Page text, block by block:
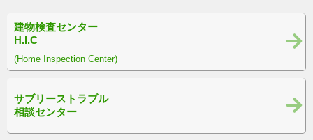
建物検査センター
H.I.C
(Home Inspection Center)
サブリーストラブル
相談センター